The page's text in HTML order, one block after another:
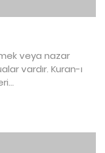
veya nazar
vardır. Kuran-ı